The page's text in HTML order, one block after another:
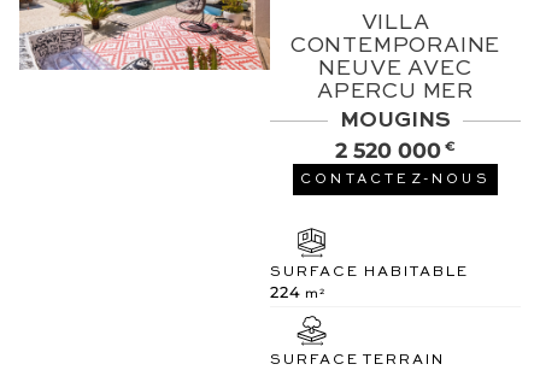
VILLA
CONTEMPORAINE
NEUVE AVEC
APERCU MER
MOUGINS
2 520 000 €
CONTACTEZ-NOUS
SURFACE HABITABLE
224 m²
SURFACE TERRAIN